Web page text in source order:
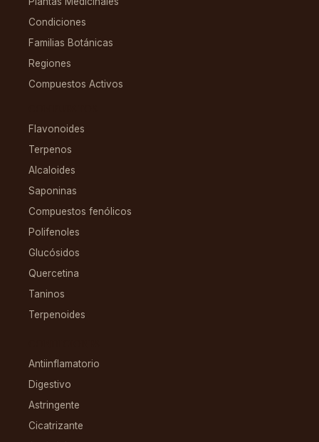
Condiciones
Familias Botánicas
Regiones
Compuestos Activos
Flavonoides
Terpenos
Alcaloides
Saponinas
Compuestos fenólicos
Polifenoles
Glucósidos
Quercetina
Taninos
Terpenoides
Antiinflamatorio
Digestivo
Astringente
Cicatrizante